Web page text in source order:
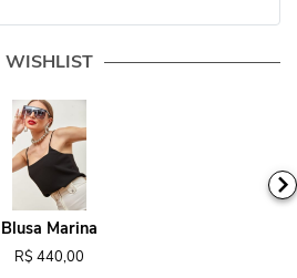
WISHLIST
Blusa Marina
R$ 440,00